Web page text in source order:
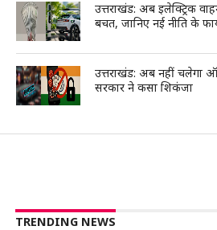
उत्तराखंड: अब इलेक्ट्रिक
बचत, जानिए नई नीति के
उत्तराखंड: अब नहीं चलेगा
सरकार ने कसा शिकंजा
TRENDING NEWS